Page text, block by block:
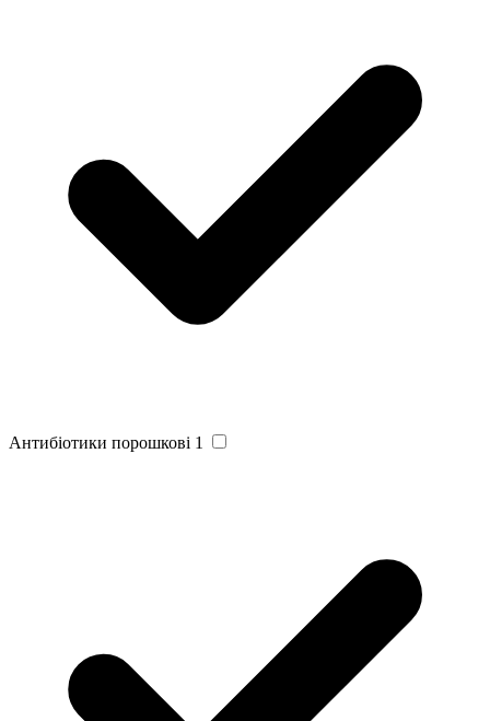
Антибіотики порошкові 1